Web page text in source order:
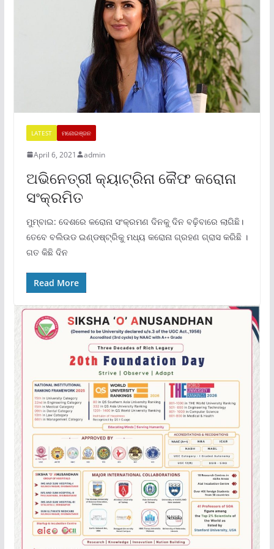
LATEST ମନୋରଞ୍ଜନ
April 6, 2021 admin
ଅଭିନେତ୍ରୀ କ୍ୟାଟ୍ରିନା କୈଫ କରୋନା
ସଂକ୍ରମିତ
ମୁମ୍ବାଇ: ଦେଶରେ କରୋନା ସଂକ୍ରମଣ ଦିନକୁ ଦିନ ବଢ଼ିବାରେ ଲାଗିଛି।
ତେବେ ବଲିଉଡ ଇଣ୍ଡଷ୍ଟ୍ରିକୁ ମଧ୍ୟ କରୋନା ଗ୍ରହଣ ଗ୍ରାସ କରିଛି ।
ଗତ କିଛି ଦିନ
Read More